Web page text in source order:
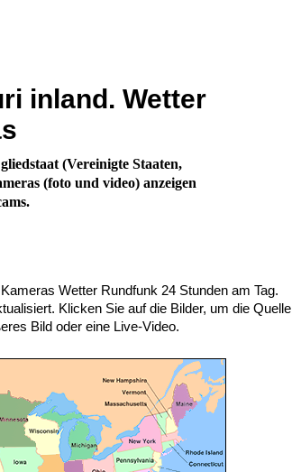
inland. Wetter
(Vereinigte Staaten,
(foto und video) anzeigen
Wetter Rundfunk 24 Stunden am Tag.
Klicken Sie auf die Bilder, um die Quelle
Bild oder eine Live-Video.